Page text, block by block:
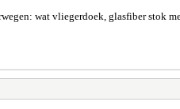
wat vliegerdoek, glasfiber stok